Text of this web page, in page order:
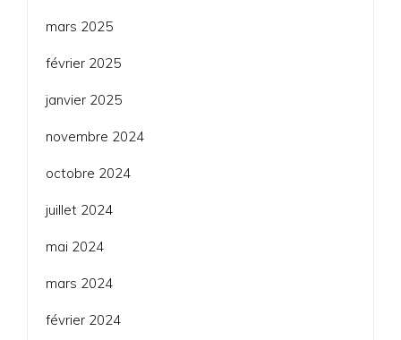
mars 2025
février 2025
janvier 2025
novembre 2024
octobre 2024
juillet 2024
mai 2024
mars 2024
février 2024